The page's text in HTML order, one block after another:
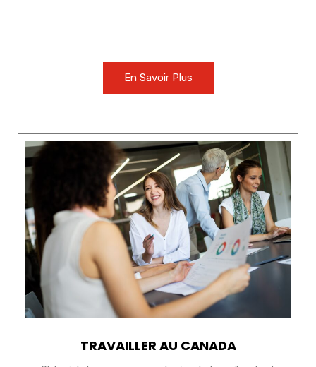
En Savoir Plus
TRAVAILLER AU CANADA